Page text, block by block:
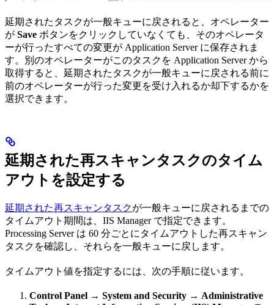
延期されたタスクが一般キューに戻されると、オペレーター
が Save ボタンをクリックしていなくても、そのオペレータ
ーが行ったすべての変更が Application Server に保存されま
す。別のオペレーターがこのタスクを Application Server から
取得すると、延期されたタスクが一般キューに戻される前に
前のオペレーターが行った変更を受け入れるか却下するかを
選択できます。
延期された再スキャンタスクのタイム
アウトを設定する
延期された再スキャンタスクが一般キューに戻されるまでの
タイムアウト期間は、IIS Manager で指定できます。
Processing Server は 60 分ごとにタイムアウトした再スキャン
タスクを確認し、それらを一般キューに戻します。
タイムアウト値を指定するには、次の手順に従います。
Control Panel → System and Security → Administrative